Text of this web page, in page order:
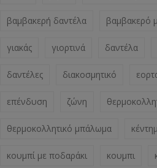
βαμβακερή δαντέλα βαμβακερό
γιακάς γιορτινά δαντέλα
δαντέλες διακοσμητικό
επένδυση ζώνη
θερμοκολλητικό μπάλωμα
κουμπί με ποδαράκι κουμπι